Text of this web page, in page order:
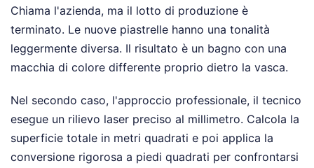
Chiama l'azienda, ma il lotto di produzione è
terminato. Le nuove piastrelle hanno una tonalità
leggermente diversa. Il risultato è un bagno con una
macchia di colore differente proprio dietro la vasca.
Nel secondo caso, l'approccio professionale, il tecnico
esegue un rilievo laser preciso al millimetro. Calcola la
superficie totale in metri quadrati e poi applica la
conversione rigorosa a piedi quadrati per confrontarsi